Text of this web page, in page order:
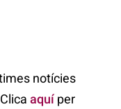
notícies
Clica aquíper